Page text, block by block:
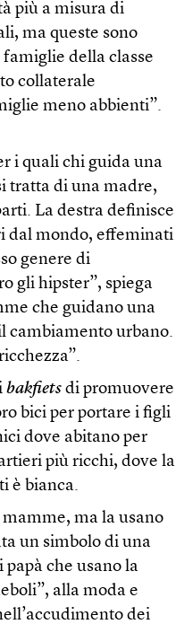
più a misura di
ma queste sono
della classe
collaterale
meno abbienti”.
i quali chi guida una
tratta di una madre,
La destra definisce
dal mondo, effeminati
genere di
gli hipster”, spiega
che guidano una
cambiamento urbano.
bakfiets di promuovere
bici per portare i figli
dove abitano per
più ricchi, dove la
è bianca.
mamme, ma la usano
un simbolo di una
che usano la
alla moda e
dei